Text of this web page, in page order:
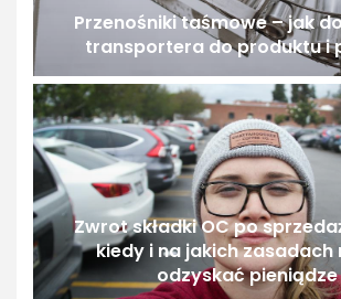
Przenośniki taśmowe – jak
transportera do produktu i
Zwrot składki OC po
kiedy i na jakich zasadach
odzyskać pieniądze